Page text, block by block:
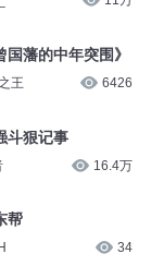
国藩的中年突围》
王 6426
斗狠记事
16.4万
帮
34